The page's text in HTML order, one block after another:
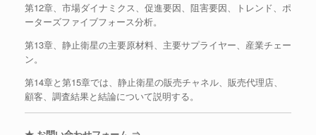
第12章、市場ダイナミクス、促進要因、阻害要因、トレンド、ポ
ーターズファイブフォース分析。
第13章、静止衛星の主要原材料、主要サプライヤー、産業チェー
ン。
第14章と第15章では、静止衛星の販売チャネル、販売代理店、
顧客、調査結果と結論について説明する。